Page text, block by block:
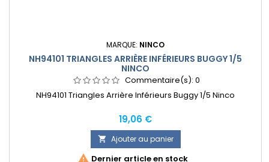
MARQUE: NINCO
NH94101 TRIANGLES ARRIÈRE INFÉRIEURS BUGGY 1/5
NINCO
Commentaire(s): 0
NH94101 Triangles Arrière Inférieurs Buggy 1/5 Ninco
Prix
19,06 €
 Ajouter au panier
 Dernier article en stock